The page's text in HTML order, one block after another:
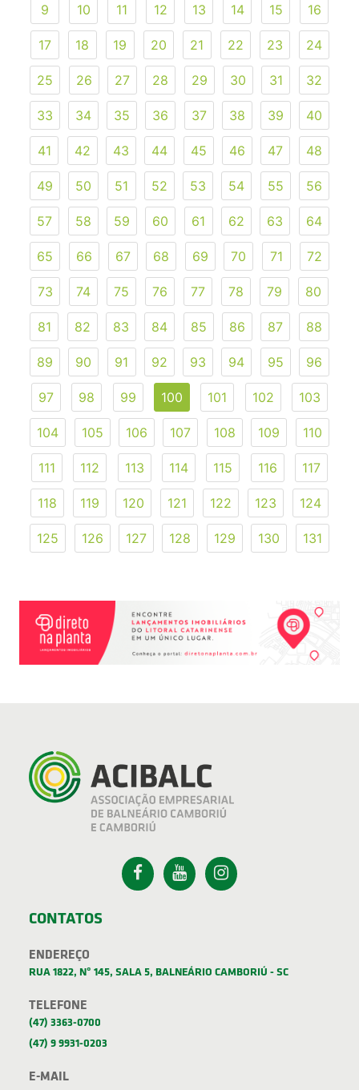
9 10 11 12 13 14 15 16
17 18 19 20 21 22 23 24
25 26 27 28 29 30 31 32
33 34 35 36 37 38 39 40
41 42 43 44 45 46 47 48
49 50 51 52 53 54 55 56
57 58 59 60 61 62 63 64
65 66 67 68 69 70 71 72
73 74 75 76 77 78 79 80
81 82 83 84 85 86 87 88
89 90 91 92 93 94 95 96
97 98 99 100 101 102 103
104 105 106 107 108 109 110
111 112 113 114 115 116 117
118 119 120 121 122 123 124
125 126 127 128 129 130 131
CONTATOS
ENDEREÇO
RUA 1822, Nº 145, SALA 5, BALNEÁRIO CAMBORIÚ - SC
TELEFONE
(47) 3363-0700
(47) 9 9931-0203
E-MAIL